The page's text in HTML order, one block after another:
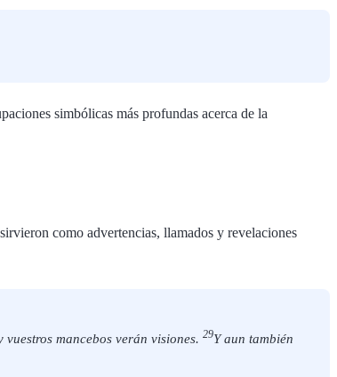
simbólicas más profundas acerca de la
como advertencias, llamados y revelaciones
mancebos verán visiones. 29Y aun también